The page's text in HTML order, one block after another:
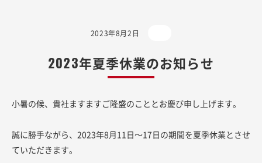
2023年8月2日
2023年夏季休業のお知らせ
小暑の候、貴社ますますご隆盛のこととお慶び申し上げます。
誠に勝手ながら、2023年8月11日〜17日の期間を夏季休業とさせ
ていただきます。